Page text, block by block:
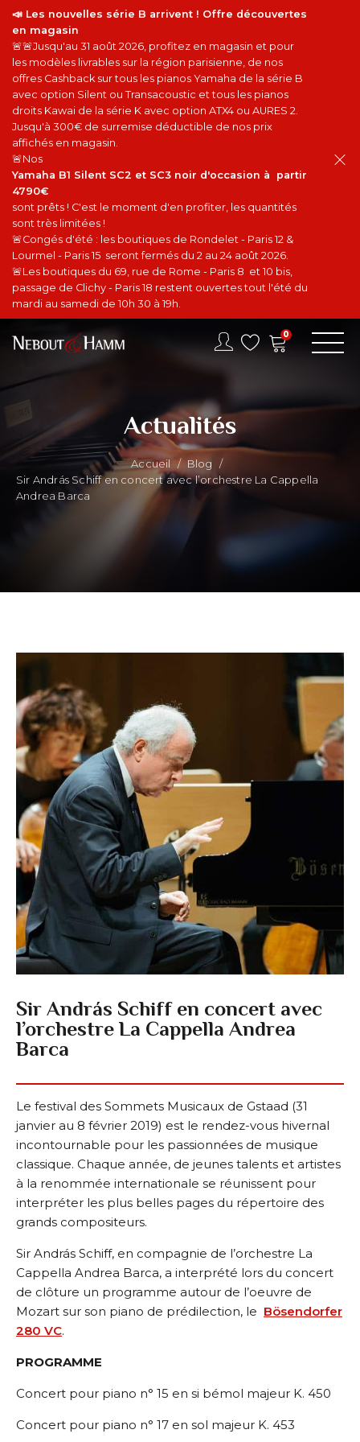
📣 Les nouvelles série B arrivent ! Offre découvertes
en magasin
🚨🚨Jusqu'au 31 août 2026, profitez en magasin et pour
les modèles livrables sur la région parisienne, de nos
offres Cashback sur tous les pianos Yamaha de la série B
avec option Silent ou Transacoustic et tous les pianos
droits Kawai de la série K avec option ATX4 ou AURES 2.
Jusqu'à 300€ de surremise déductible de nos prix
affichés en magasin.
🚨Nos
Yamaha B1 Silent SC2 et SC3 noir d'occasion à partir
4790€
sont prêts ! C'est le moment d'en profiter, les quantités
sont très limitées !
🚨Congés d'été : les boutiques de Rondelet - Paris 12 &
Lourmel - Paris 15 seront fermés du 2 au 24 août 2026.
🚨Les boutiques du 69, rue de Rome - Paris 8 et 10 bis,
passage de Clichy - Paris 18 restent ouvertes tout l'été du
mardi au samedi de 10h 30 à 19h.
0
Actualités
Accueil / Blog
/
Sir András Schiff en concert avec l’orchestre La Cappella
Andrea Barca
Sir András Schiff en concert avec
l’orchestre La Cappella Andrea
Barca
Le festival des Sommets Musicaux de Gstaad (31
janvier au 8 février 2019) est le rendez-vous hivernal
incontournable pour les passionnées de musique
classique. Chaque année, de jeunes talents et artistes
à la renommée internationale se réunissent pour
interpréter les plus belles pages du répertoire des
grands compositeurs.
Sir András Schiff, en compagnie de l’orchestre La
Cappella Andrea Barca, a interprété lors du concert
de clôture un programme autour de l’oeuvre de
Mozart sur son piano de prédilection, le Bösendorfer
280 VC.
PROGRAMME
Concert pour piano n° 15 en si bémol majeur K. 450
Concert pour piano n° 17 en sol majeur K. 453